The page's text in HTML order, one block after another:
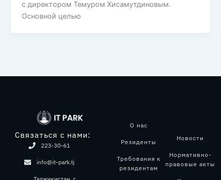
с директором Темуром Хисамутдиновым.
Основной целью
Связаться с нами:
223-30-61
info@it-park.tj
О нас
Резиденты
Требования к
резидентам
Новости
Нормативно-
правовые акты